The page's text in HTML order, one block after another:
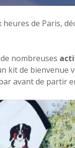
heures de Paris,
nombreuses
kit de bienvenue
avant de partir